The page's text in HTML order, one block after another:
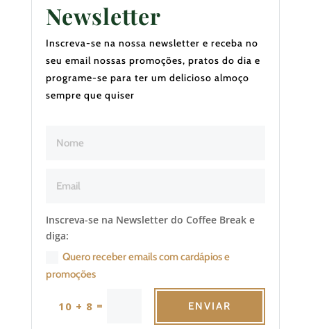
Newsletter
Inscreva-se na nossa newsletter e receba no
seu email nossas promoções, pratos do dia e
programe-se para ter um delicioso almoço
sempre que quiser
Inscreva-se na Newsletter do Coffee Break e
diga:
Quero receber emails com cardápios e
promoções
10 + 8 = ENVIAR